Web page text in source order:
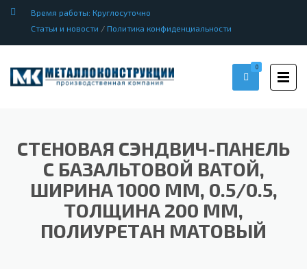
Время работы: Круглосуточно
Статьи и новости / Политика конфиденциальности
0
СТЕНОВАЯ СЭНДВИЧ-ПАНЕЛЬ
С БАЗАЛЬТОВОЙ ВАТОЙ,
ШИРИНА 1000 ММ, 0.5/0.5,
ТОЛЩИНА 200 ММ,
ПОЛИУРЕТАН МАТОВЫЙ